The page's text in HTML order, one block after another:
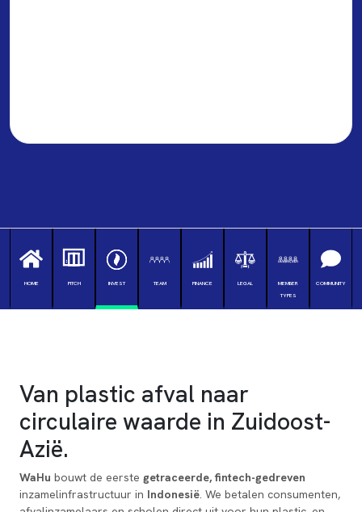
HOME PITCH INVEST TEAM FINANCE LEGAL
MEMBER
TYPES
COMMUNITY
Van plastic afval naar
circulaire waarde in Zuidoost-
Azië.
WaHu bouwt de eerste getraceerde, fintech-gedreven
inzamelinfrastructuur in Indonesië. We betalen consumenten,